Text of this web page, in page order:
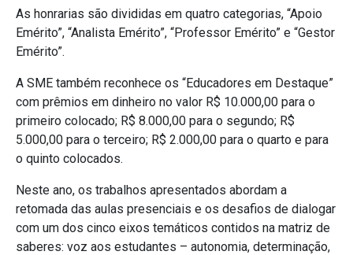
As honrarias são divididas em quatro categorias, “Apoio
Emérito”, “Analista Emérito”, “Professor Emérito” e “Gestor
Emérito”.
A SME também reconhece os “Educadores em Destaque”
com prêmios em dinheiro no valor R$ 10.000,00 para o
primeiro colocado; R$ 8.000,00 para o segundo; R$
5.000,00 para o terceiro; R$ 2.000,00 para o quarto e para
o quinto colocados.
Neste ano, os trabalhos apresentados abordam a
retomada das aulas presenciais e os desafios de dialogar
com um dos cinco eixos temáticos contidos na matriz de
saberes: voz aos estudantes – autonomia, determinação,